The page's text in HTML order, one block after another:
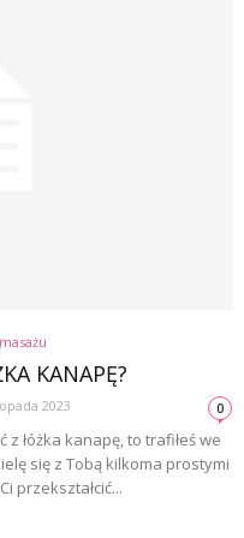
KANAPĘ?
2023 0
łóżka kanapę, to trafiłeś we
się z Tobą kilkoma prostymi
przekształcić...